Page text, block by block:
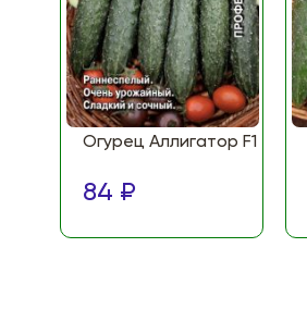
Огурец Аллигатор F1
84 ₽